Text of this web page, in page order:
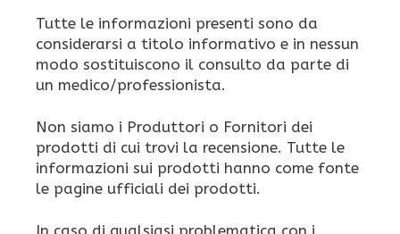
Tutte le informazioni presenti sono da
considerarsi a titolo informativo e in nessun
modo sostituiscono il consulto da parte di
un medico/professionista.
Non siamo i Produttori o Fornitori dei
prodotti di cui trovi la recensione. Tutte le
informazioni sui prodotti hanno come fonte
le pagine ufficiali dei prodotti.
In caso di qualsiasi problematica con i